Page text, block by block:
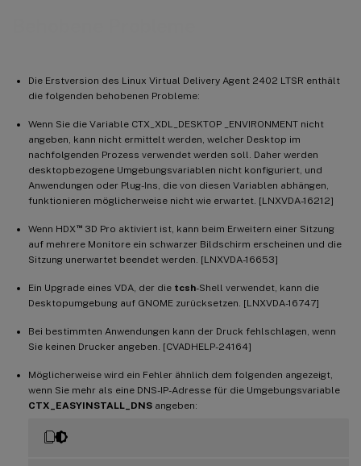
Die Erstversion des Linux Virtual Delivery Agent 2402 LTSR enthält
die folgenden behobenen Probleme:
Wenn Sie die Variable CTX_XDL_DESKTOP _ENVIRONMENT nicht
angeben, kann nicht ermittelt werden, welcher Desktop im
nachfolgenden Prozess verwendet werden soll. Daher werden
desktopbezogene Umgebungsvariablen nicht konfiguriert, und
Anwendungen oder Plug-Ins, die von diesen Variablen abhängen,
funktionieren möglicherweise nicht wie erwartet. [LNXVDA-16212]
Wenn HDX ™3D Pro aktiviert ist, kann beim Erweitern einer Sitzung
auf mehrere Monitore ein schwarzer Bildschirm erscheinen und die
Sitzung unerwartet beendet werden. [LNXVDA-16653]
Ein Upgrade eines VDA, der die tcsh-Shell verwendet, kann die
Desktopumgebung auf GNOME zurücksetzen. [LNXVDA-16747]
Bei bestimmten Anwendungen kann der Druck fehlschlagen, wenn
Sie keinen Drucker angeben. [CVADHELP-24164]
Möglicherweise wird ein Fehler ähnlich dem folgenden angezeigt,
wenn Sie mehr als eine DNS-IP-Adresse für die Umgebungsvariable
CTX_EASYINSTALL_DNS angeben: